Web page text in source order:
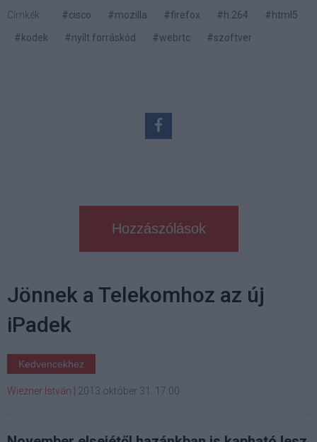
Címkék: #cisco #mozilla #firefox #h.264
#html5
#kodek
#nyílt forráskód #webrtc #szoftver
Hozzászólások
Jönnek a Telekomhoz az új
iPadek
Kedvencekhez
Wiezner István 2013 október 31. 17:00